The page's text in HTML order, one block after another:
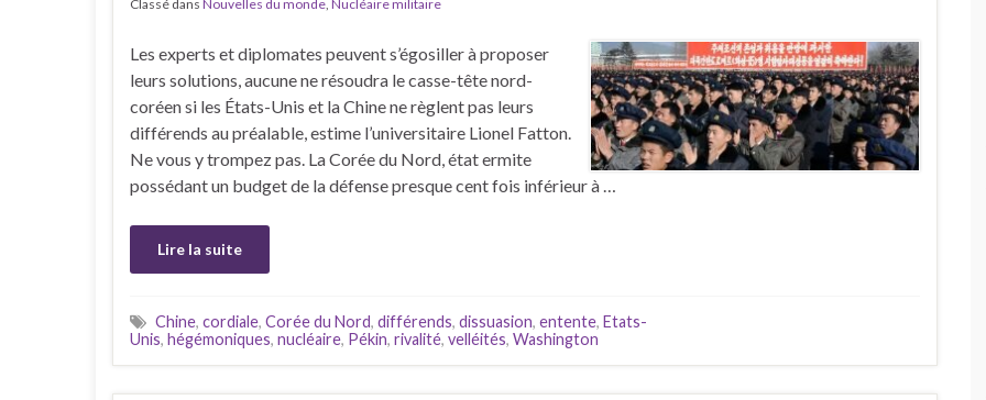
Classé dans Nouvelles du monde, Nucléaire militaire
Les experts et diplomates peuvent s’égosiller à proposer
leurs solutions, aucune ne résoudra le casse-tête nord-
coréen si les États-Unis et la Chine ne règlent pas leurs
différends au préalable, estime l’universitaire Lionel Fatton.
Ne vous y trompez pas. La Corée du Nord, état ermite
possédant un budget de la défense presque cent fois inférieur à …
Lire la suite
Chine, cordiale, Corée du Nord, différends, dissuasion, entente, Etats-
Unis, hégémoniques, nucléaire, Pékin, rivalité, velléités, Washington